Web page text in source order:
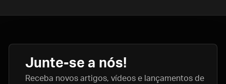
Junte-se a nós!
Receba novos artigos, vídeos e lançamentos de